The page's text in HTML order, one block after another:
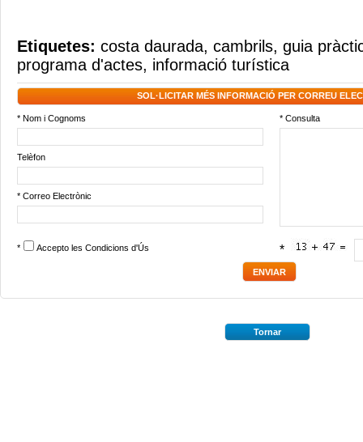
Etiquetes: costa daurada, cambrils, guia
programa d'actes, informació turística
SOL·LICITAR MÉS INFORMACIÓ PER CORREU
* Nom i Cognoms * Consulta
Telèfon
* Correo Electrònic
* Accepto les Condicions d'Ús *
Tornar